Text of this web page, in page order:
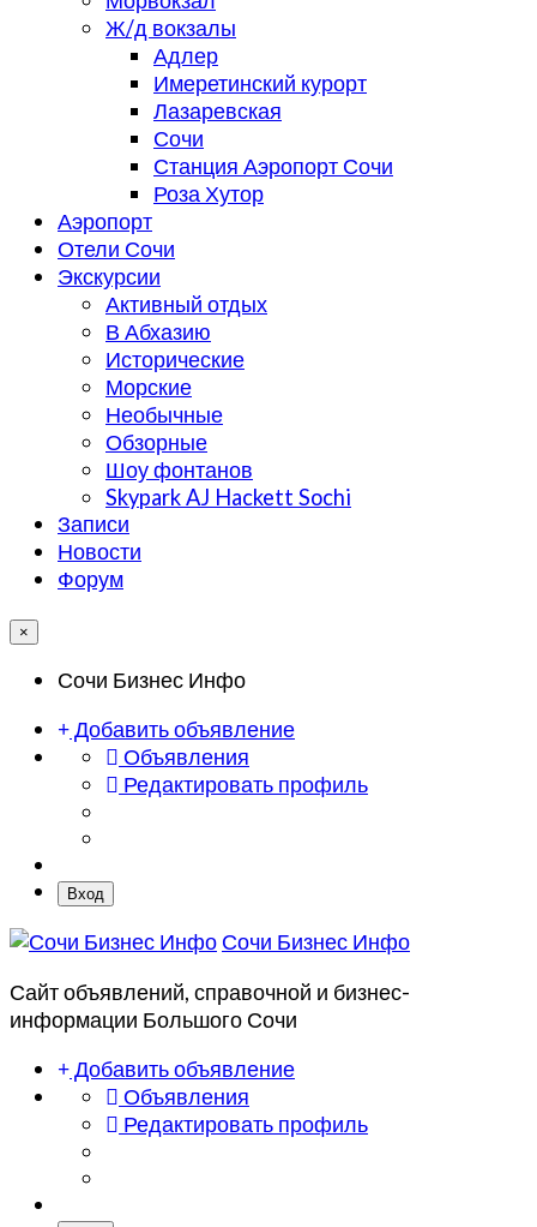
Ж/д вокзалы
Адлер
Имеретинский курорт
Лазаревская
Сочи
Станция Аэропорт Сочи
Роза Хутор
Аэропорт
Отели Сочи
Экскурсии
Активный отдых
В Абхазию
Исторические
Морские
Необычные
Обзорные
Шоу фонтанов
Skypark AJ Hackett Sochi
Записи
Новости
Форум
×
Сочи Бизнес Инфо
Добавить объявление
Объявления
Редактировать профиль
Вход
Сочи Бизнес Инфо
Сайт объявлений, справочной и бизнес-
информации Большого Сочи
Добавить объявление
Объявления
Редактировать профиль